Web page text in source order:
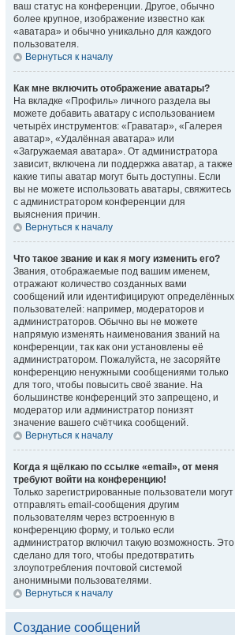
ваш статус на конференции. Другое, обычно
более крупное, изображение известно как
«аватара» и обычно уникально для каждого
пользователя.
Вернуться к началу
Как мне включить отображение аватары?
На вкладке «Профиль» личного раздела вы
можете добавить аватару с использованием
четырёх инструментов: «Граватар», «Галерея
аватар», «Удалённая аватара» или
«Загружаемая аватара». От администратора
зависит, включена ли поддержка аватар, а также
какие типы аватар могут быть доступны. Если
вы не можете использовать аватары, свяжитесь
с администратором конференции для
выяснения причин.
Вернуться к началу
Что такое звание и как я могу изменить его?
Звания, отображаемые под вашим именем,
отражают количество созданных вами
сообщений или идентифицируют определённых
пользователей: например, модераторов и
администраторов. Обычно вы не можете
напрямую изменять наименования званий на
конференции, так как они установлены её
администратором. Пожалуйста, не засоряйте
конференцию ненужными сообщениями только
для того, чтобы повысить своё звание. На
большинстве конференций это запрещено, и
модератор или администратор понизят
значение вашего счётчика сообщений.
Вернуться к началу
Когда я щёлкаю по ссылке «email», от меня
требуют войти на конференцию!
Только зарегистрированные пользователи могут
отправлять email-сообщения другим
пользователям через встроенную в
конференцию форму, и только если
администратор включил такую возможность. Это
сделано для того, чтобы предотвратить
злоупотребления почтовой системой
анонимными пользователями.
Вернуться к началу
Создание сообщений